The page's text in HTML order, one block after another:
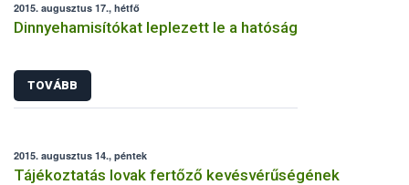
2015. augusztus 17., hétfő
Dinnyehamisítókat leplezett le a hatóság
TOVÁBB
2015. augusztus 14., péntek
Tájékoztatás lovak fertőző kevésvérűségének